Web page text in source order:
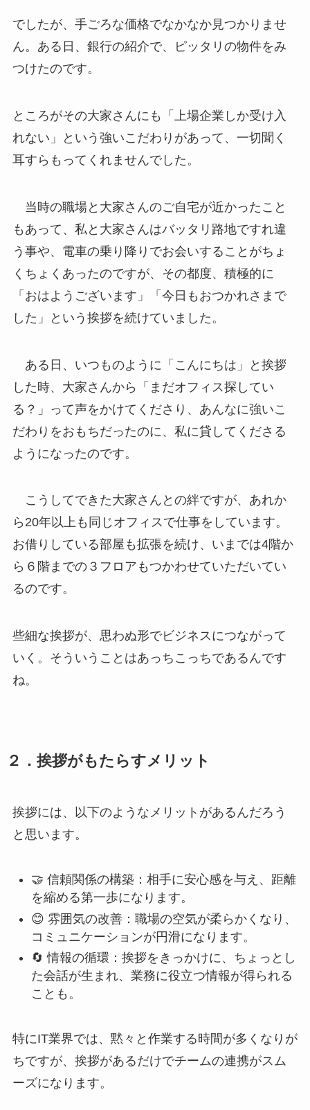
でしたが、手ごろな価格でなかなか見つかりませ
ん。ある日、銀行の紹介で、ピッタリの物件をみ
つけたのです。
ところがその大家さんにも「上場企業しか受け入
れない」という強いこだわりがあって、一切聞く
耳すらもってくれませんでした。
当時の職場と大家さんのご自宅が近かったこと
もあって、私と大家さんはバッタリ路地ですれ違
う事や、電車の乗り降りでお会いすることがちょ
くちょくあったのですが、その都度、積極的に
「おはようございます」「今日もおつかれさまで
した」という挨拶を続けていました。
ある日、いつものように「こんにちは」と挨拶
した時、大家さんから「まだオフィス探してい
る？」って声をかけてくださり、あんなに強いこ
だわりをおもちだったのに、私に貸してくださる
ようになったのです。
こうしてできた大家さんとの絆ですが、あれか
ら20年以上も同じオフィスで仕事をしています。
お借りしている部屋も拡張を続け、いまでは4階か
ら６階までの３フロアもつかわせていただいてい
るのです。
些細な挨拶が、思わぬ形でビジネスにつながって
いく。そういうことはあっちこっちであるんです
ね。
２．挨拶がもたらすメリット
挨拶には、以下のようなメリットがあるんだろう
と思います。
🤝 信頼関係の構築：相手に安心感を与え、距離
を縮める第一歩になります。
😊 雰囲気の改善：職場の空気が柔らかくなり、
コミュニケーションが円滑になります。
🔄 情報の循環：挨拶をきっかけに、ちょっとし
た会話が生まれ、業務に役立つ情報が得られる
ことも。
特にIT業界では、黙々と作業する時間が多くなりが
ちですが、挨拶があるだけでチームの連携がスム
ーズになります。